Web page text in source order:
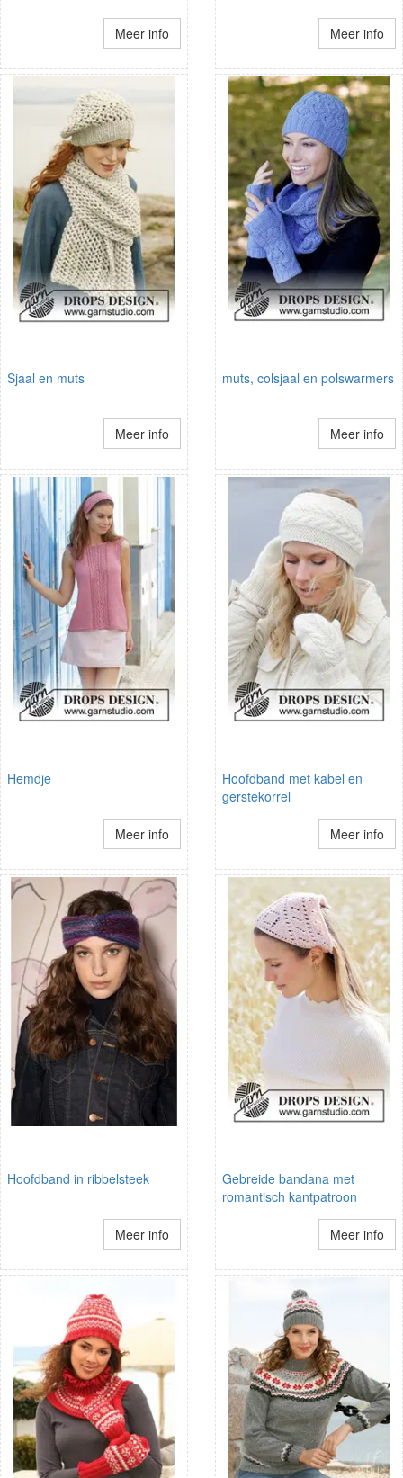
Meer info Meer info
Sjaal en muts
Meer info
muts, colsjaal en polswarmers
Meer info
Hemdje
Meer info
Hoofdband met kabel en
gerstekorrel
Meer info
Hoofdband in ribbelsteek
Meer info
Gebreide bandana met
romantisch kantpatroon
Meer info